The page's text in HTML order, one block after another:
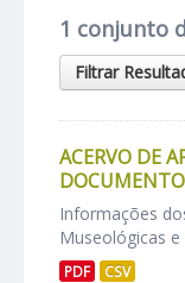
1 conjunto
Filtrar
ACERVO DE
Informações
Museológicas
PDF CSV